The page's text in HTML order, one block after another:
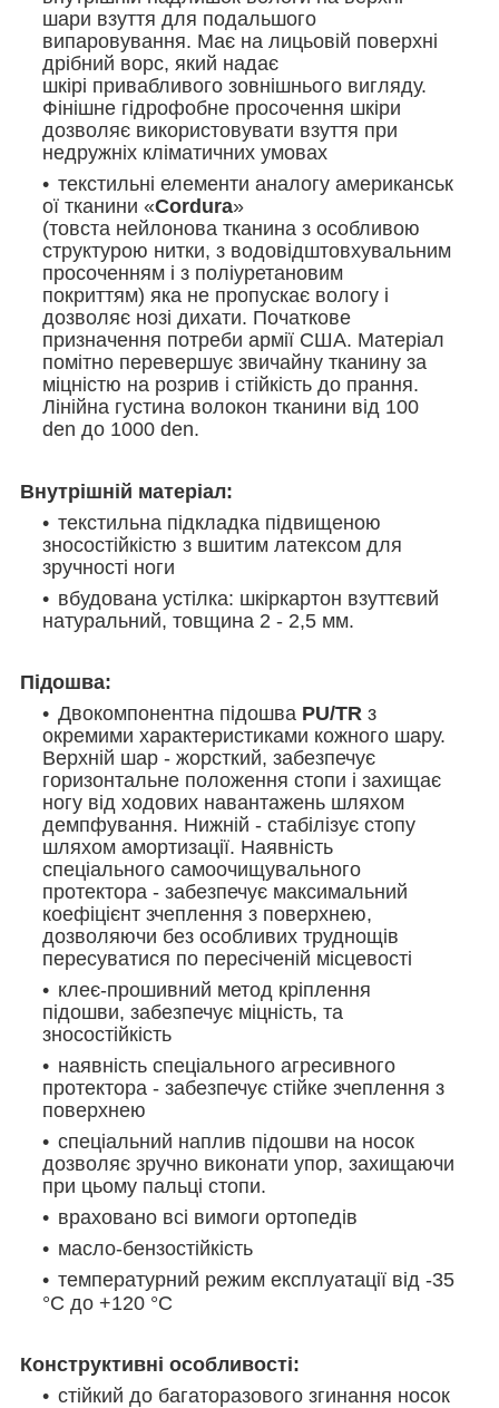
шари взуття для подальшого
випаровування. Має на лицьовій поверхні
дрібний ворс, який надає
шкірі привабливого зовнішнього вигляду.
Фінішне гідрофобне просочення шкіри
дозволяє використовувати взуття при
недружніх кліматичних умовах
текстильні елементи аналогу американськ
ої тканини «Cordura»
(товста нейлонова тканина з особливою
структурою нитки, з водовідштовхувальним
просоченням і з поліуретановим
покриттям) яка не пропускає вологу і
дозволяє нозі дихати. Початкове
призначення потреби армії США. Матеріал
помітно перевершує звичайну тканину за
міцністю на розрив і стійкість до прання.
Лінійна густина волокон тканини від 100
den до 1000 den.
Внутрішній матеріал:
текстильна підкладка підвищеною
зносостійкістю з вшитим латексом для
зручності ноги
вбудована устілка: шкіркартон взуттєвий
натуральний, товщина 2 - 2,5 мм.
Підошва:
Двокомпонентна підошва PU/TR з
окремими характеристиками кожного шару.
Верхній шар - жорсткий, забезпечує
горизонтальне положення стопи і захищає
ногу від ходових навантажень шляхом
демпфування. Нижній - стабілізує стопу
шляхом амортизації. Наявність
спеціального самоочищувального
протектора - забезпечує максимальний
коефіцієнт зчеплення з поверхнею,
дозволяючи без особливих труднощів
пересуватися по пересіченій місцевості
клеє-прошивний метод кріплення
підошви, забезпечує міцність, та
зносостійкість
наявність спеціального агресивного
протектора - забезпечує стійке зчеплення з
поверхнею
спеціальний наплив підошви на носок
дозволяє зручно виконати упор, захищаючи
при цьому пальці стопи.
враховано всі вимоги ортопедів
масло-бензостійкість
температурний режим експлуатації від -35
°C до +120 °C
Конструктивні особливості:
стійкий до багаторазового згинання носок